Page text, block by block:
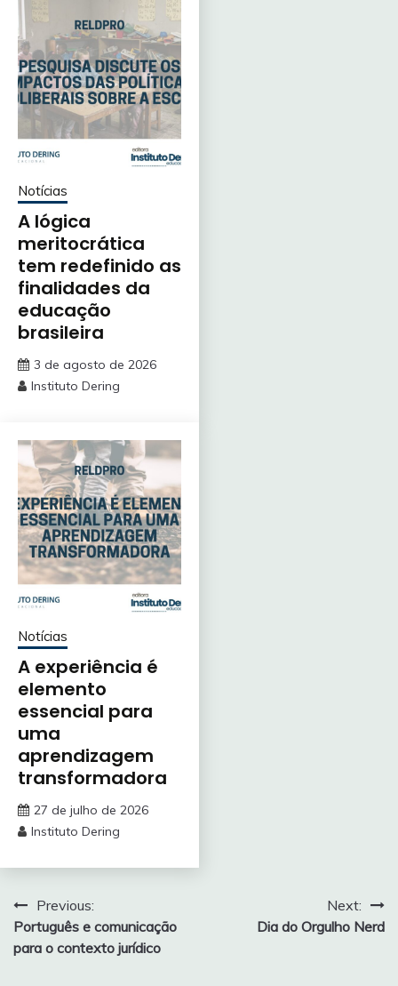
Notícias
A lógica
meritocrática
tem redefinido as
finalidades da
educação
brasileira
3 de agosto de 2026
Instituto Dering
Notícias
A experiência é
elemento
essencial para
uma
aprendizagem
transformadora
27 de julho de 2026
Instituto Dering
Navegação
de
Previous:
Português e comunicação
para o contexto jurídico
Next:
Dia do Orgulho Nerd